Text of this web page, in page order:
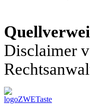
Disclaimer